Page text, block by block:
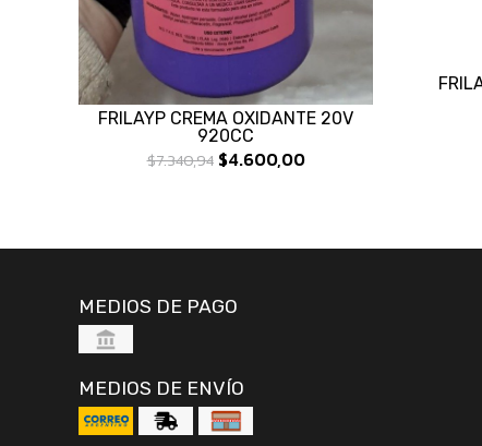
FRILAYP CREMA OXIDANTE 20V
920CC
$7.340,94$4.600,00
MEDIOS DE PAGO
MEDIOS DE ENVÍO